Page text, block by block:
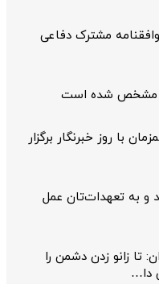
مشترک دفاعی
مشخص شده است
با روز خبرنگار برگزار
و به تعهدات‌تان عمل
تا زانو زدن دشمن را
دا…